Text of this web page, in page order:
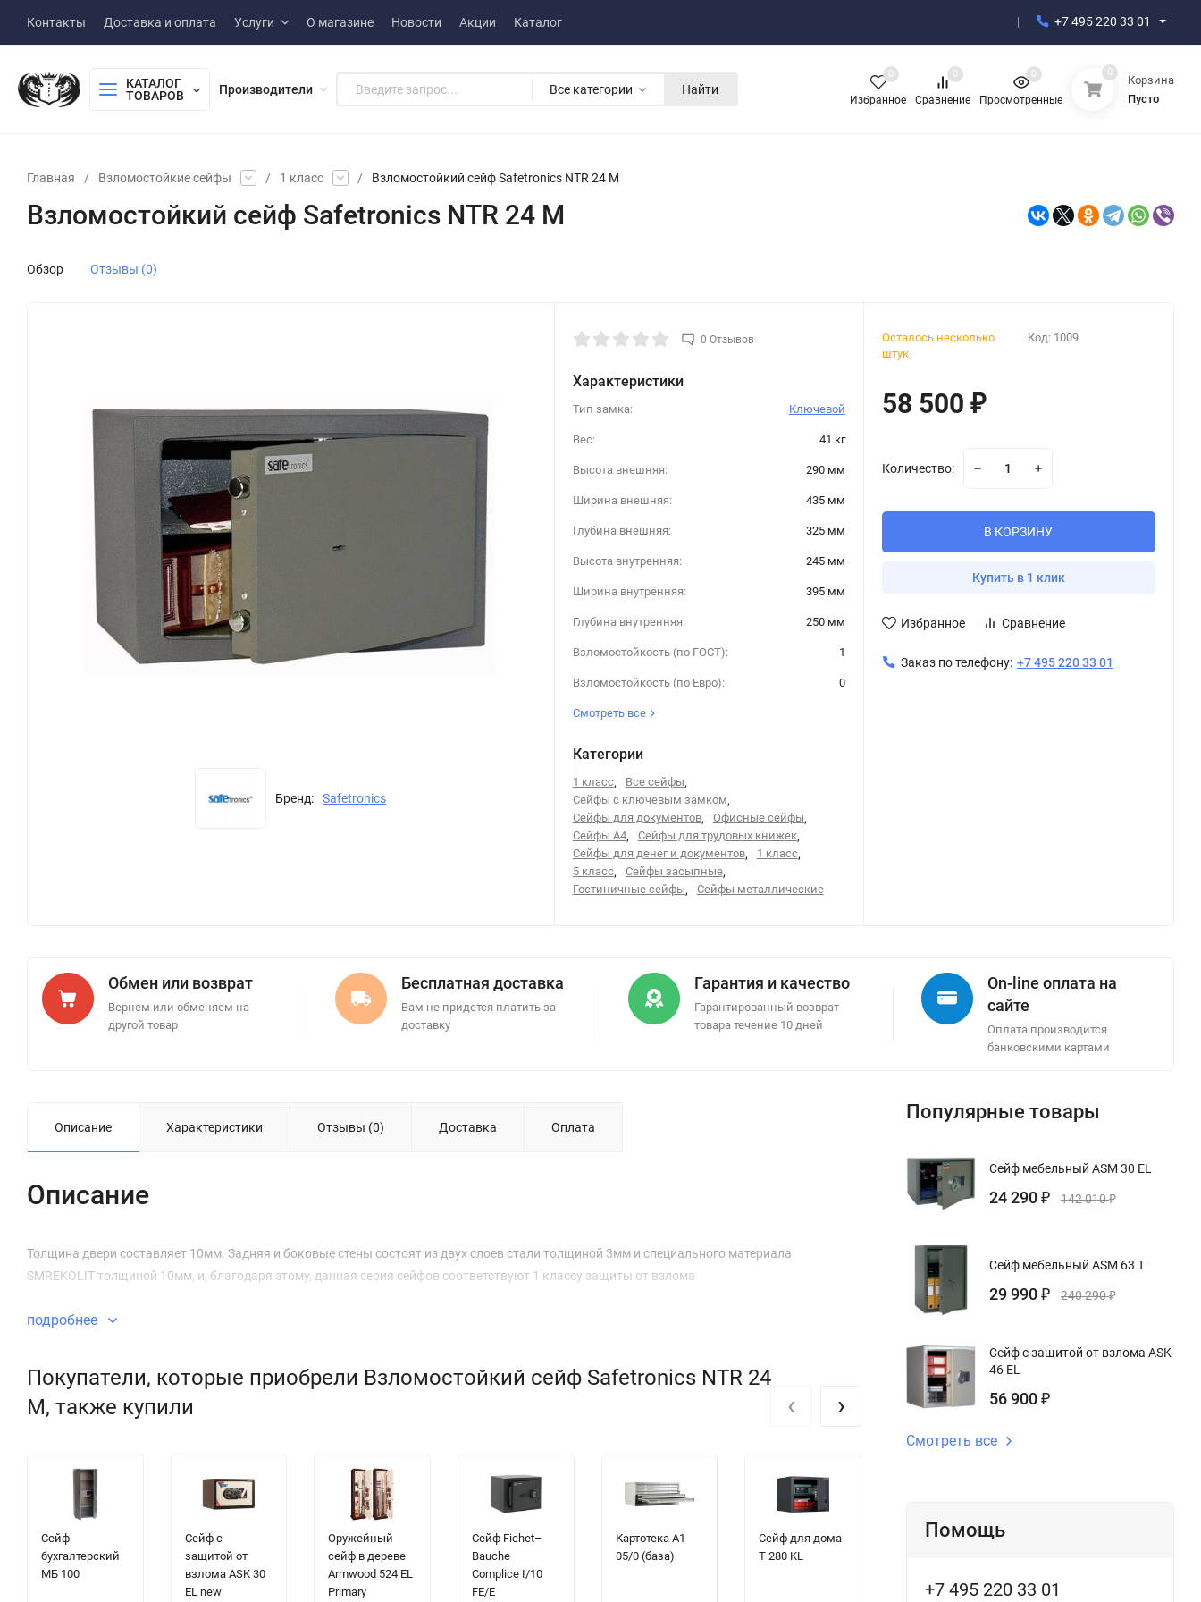
Контакты Доставка и оплата Услуги О магазине Новости Акции Каталог +7 495 220 33 01
КАТАЛОГ
ТОВАРОВ
Производители Все категории Найти
Избранное
0
Сравнение
0
Просмотренные
0 0
Корзина
Пусто
Главная / Взломостойкие сейфы / 1 класс / Взломостойкий сейф Safetronics NTR 24 M
Взломостойкий сейф Safetronics NTR 24 M
Обзор Отзывы (0)
Бренд: Safetronics
0 Отзывов
Характеристики
Тип замка: Ключевой
Вес: 41 кг
Высота внешняя: 290 мм
Ширина внешняя: 435 мм
Глубина внешняя: 325 мм
Высота внутренняя: 245 мм
Ширина внутренняя: 395 мм
Глубина внутренняя: 250 мм
Взломостойкость (по ГОСТ): 1
Взломостойкость (по Евро): 0
Смотреть все
Категории
1 класс, Все сейфы,
Сейфы с ключевым замком,
Сейфы для документов, Офисные сейфы,
Сейфы А4, Сейфы для трудовых книжек,
Сейфы для денег и документов, 1 класс,
5 класс, Сейфы засыпные,
Гостиничные сейфы, Сейфы металлические
Осталось несколько
штук
Код: 1009
58 500 ₽
Количество:
В КОРЗИНУ
Купить в 1 клик
Избранное Сравнение
Заказ по телефону: +7 495 220 33 01
Обмен или возврат
Вернем или обменяем на
другой товар
Бесплатная доставка
Вам не придется платить за
доставку
Гарантия и качество
Гарантированный возврат
товара течение 10 дней
On-line оплата на
сайте
Оплата производится
банковскими картами
Описание Характеристики Отзывы (0) Доставка Оплата
Описание
Толщина двери составляет 10мм. Задняя и боковые стены состоят из двух слоев стали толщиной 3мм и специального материала
SMREKOLIT толщиной 10мм, и, благодаря этому, данная серия сейфов соответствуют 1 классу защиты от взлома
подробнее
Покупатели, которые приобрели Взломостойкий сейф Safetronics NTR 24
M, также купили
Сейф
бухгалтерский
МБ 100
Сейф с
защитой от
взлома ASK 30
EL new
Оружейный
сейф в дереве
Armwood 524 EL
Primary
Сейф Fichet–
Bauche
Complice I/10
FE/E
Картотека A1
05/0 (база)
Сейф для дома
T 280 KL
Сейф Chubb
6031BWNgl Gc
‹ ›
Популярные товары
Сейф мебельный ASM 30 EL
24 290 ₽ 142 010₽
Сейф мебельный ASM 63 T
29 990 ₽ 240 290₽
Сейф с защитой от взлома ASK
46 EL
56 900 ₽
Смотреть все
Помощь
+7 495 220 33 01